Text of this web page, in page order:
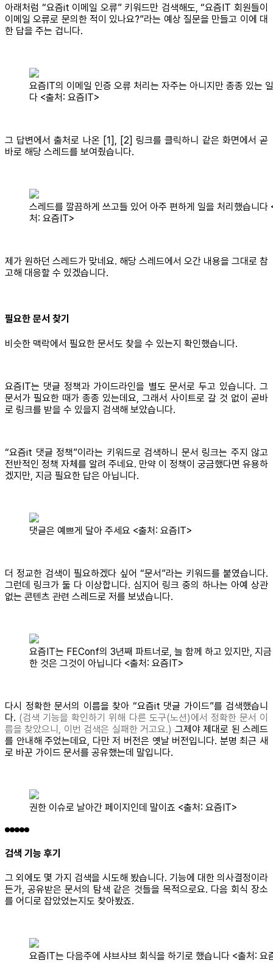
아래처럼 “요즘it 이메일 오류” 키워드만 검색해도, “요즘IT 회원들이
이메일 오류로 문의한 적이 있나요?”라는 예상 질문을 만들고 이에 대
한 답을 주는 겁니다.
요즘IT의 이메일 인증 오류 처리는 자주는 아니지만 종종 있는
다 <출처: 요즘IT>
그 답변에서 출처로 나온 [1], [2] 링크를 클릭하니 같은 화면에서 곧
바로 해당 스레드를 보여줬습니다.
스레드를 깔끔하게 쓰고들 있어 아주 편하게 일을 처리했습니다
처: 요즘IT>
제가 원하던 스레드가 맞네요. 해당 스레드에서 오간 내용을 그대로 참
고해 대응할 수 있겠습니다.
필요한 문서 찾기
비슷한 맥락에서 필요한 문서도 찾을 수 있는지 확인했습니다.
요즘IT는 댓글 정책과 가이드라인을 별도 문서로 두고 있습니다. 그
문서가 필요한 때가 종종 있는데요, 그래서 사이트로 갈 것 없이 곧바
로 링크를 받을 수 있을지 검색해 보았습니다.
“요즘it 댓글 정책”이라는 키워드로 검색하니 문서 링크는 주지 않고
전반적인 정책 자체를 알려 주네요. 만약 이 정책이 궁금했다면 유용하
겠지만, 지금 필요한 답은 아닙니다.
댓글은 예쁘게 달아 주세요 <출처: 요즘IT>
더 정교한 검색이 필요하겠다 싶어 “문서”라는 키워드를 붙였습니다.
그런데 링크가 둘 다 이상합니다. 심지어 링크 중의 하나는 아예 상관
없는 콘텐츠 관련 스레드로 저를 보냈습니다.
요즘IT는 FEConf의 3년째 파트너로, 늘 함께 하고 있지만, 지
한 것은 그것이 아닙니다 <출처: 요즘IT>
다시 정확한 문서의 이름을 찾아 “요즘it 댓글 가이드”를 검색했습니
다. (검색 기능을 확인하기 위해 다른 도구(노션)에서 정확한 문서 이
름을 찾았으니, 이번 검색은 실패한 거고요.) 그제야 제대로 된 스레드
를 안내해 주었는데요, 다만 저 버전은 옛날 버전입니다. 분명 최근 새
로 바꾼 가이드 문서를 공유했는데 말입니다.
권한 이슈로 날아간 페이지인데 말이죠 <출처: 요즘IT>
검색 기능 후기
그 외에도 몇 가지 검색을 시도해 봤습니다. 기능에 대한 의사결정이라
든가, 공유받은 문서의 탐색 같은 것들을 목적으로요. 다음 회식 장소
를 어디로 잡았었는지도 찾아봤죠.
요즘IT는 다음주에 샤브샤브 회식을 하기로 했습니다 <출처: 요